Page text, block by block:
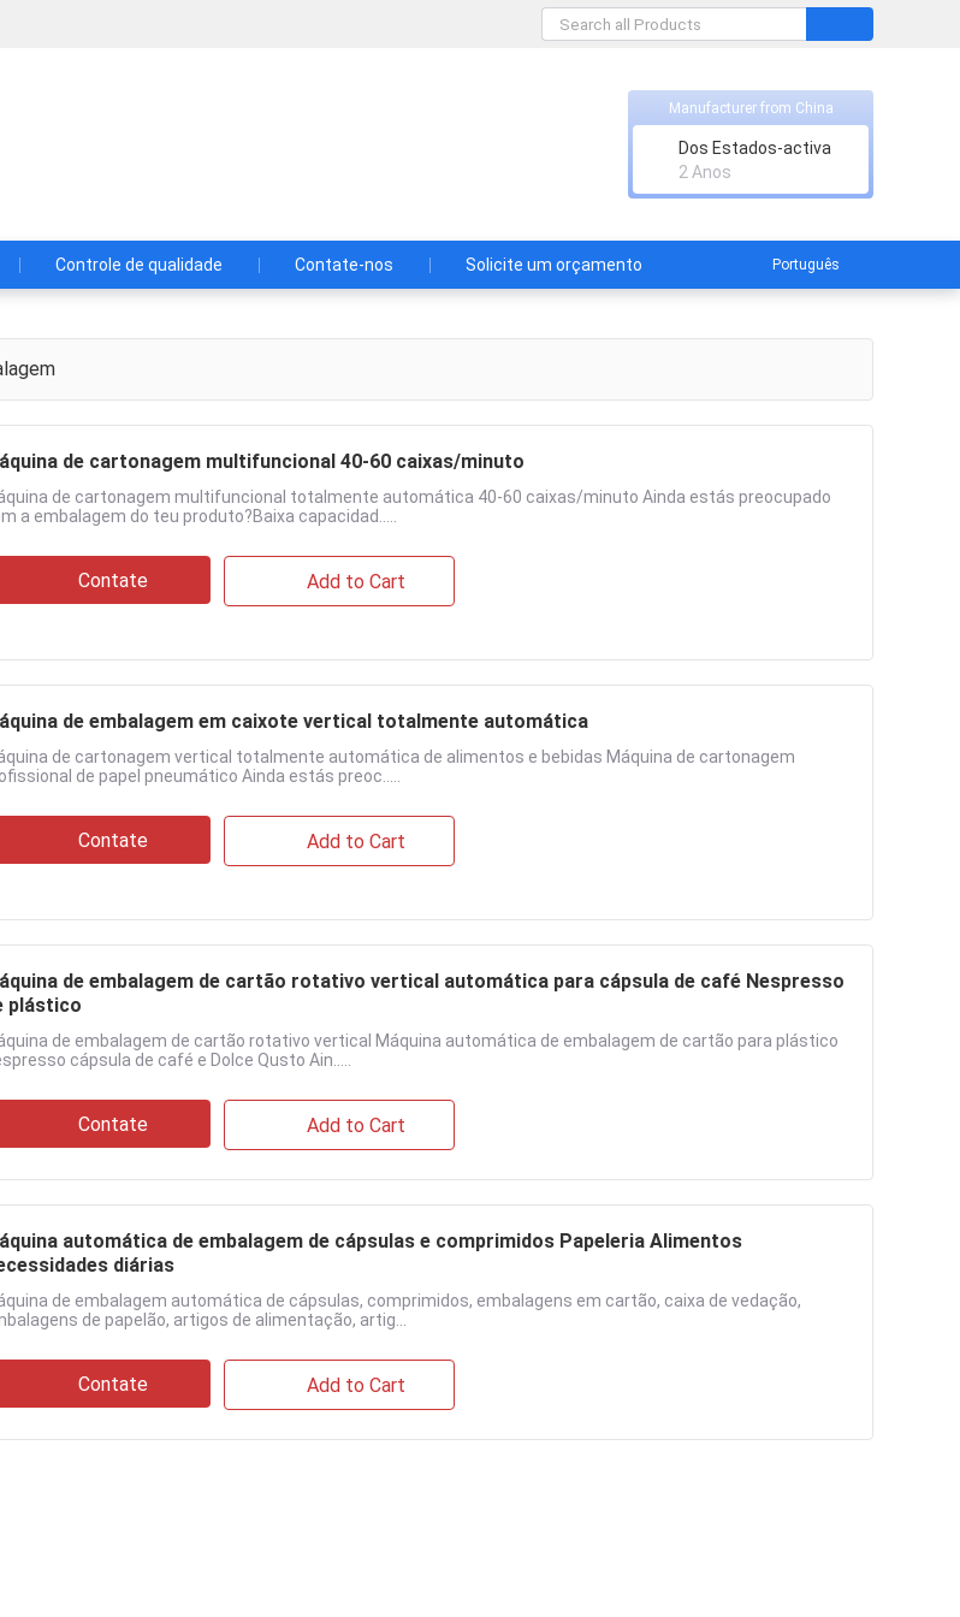
Manufacturer from China
Dos Estados-activa
2 Anos
Controle de qualidade Contate-nos Solicite um orçamento Português
de cartonagem multifuncional 40-60 caixas/minuto
de cartonagem multifuncional totalmente automática 40-60 caixas/minuto Ainda estás preocupado
a embalagem do teu produto?Baixa capacidad.....
Contate Add to Cart
de embalagem em caixote vertical totalmente automática
de cartonagem vertical totalmente automática de alimentos e bebidas Máquina de cartonagem
de papel pneumático Ainda estás preoc.....
Contate Add to Cart
de embalagem de cartão rotativo vertical automática para cápsula de café Nespresso
plástico
de embalagem de cartão rotativo vertical Máquina automática de embalagem de cartão para plástico
cápsula de café e Dolce Qusto Ain.....
Contate Add to Cart
automática de embalagem de cápsulas e comprimidos Papeleria Alimentos
diárias
de embalagem automática de cápsulas, comprimidos, embalagens em cartão, caixa de vedação,
de papelão, artigos de alimentação, artig...
Contate Add to Cart